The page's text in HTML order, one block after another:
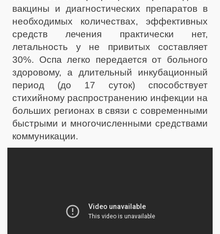
вакцины и диагностических препаратов в
необходимых количествах, эффективных
средств лечения практически нет,
летальность у не привитых составляет
30%. Оспа легко передается от больного
здоровому, а длительный инкубационный
период (до 17 суток) способствует
стихийному распространению инфекции на
больших регионах в связи с современными
быстрыми и многочисленными средствами
коммуникации.